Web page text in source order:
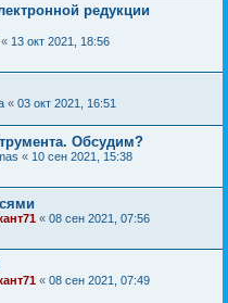
редукции
« 13 окт 2021, 18:56
« 03 окт 2021, 16:51
Обсудим?
« 10 сен 2021, 15:38
« 08 сен 2021, 07:56
« 08 сен 2021, 07:49